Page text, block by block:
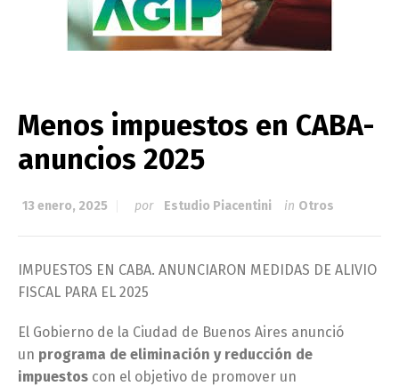
Menos impuestos en CABA-
anuncios 2025
13 enero, 2025 por Estudio Piacentini in Otros
IMPUESTOS EN CABA. ANUNCIARON MEDIDAS DE ALIVIO
FISCAL PARA EL 2025
El Gobierno de la Ciudad de Buenos Aires anunció
un programa de eliminación y reducción de
impuestos con el objetivo de promover un